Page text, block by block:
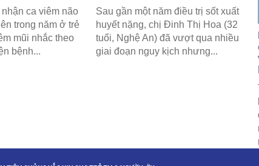
ca viêm não
trong năm ở trẻ
mũi nhắc theo
bệnh...
Sau gần một năm điều trị sốt xuất
huyết nặng, chị Đinh Thị Hoa (32
tuổi, Nghệ An) đã vượt qua nhiều
giai đoạn nguy kịch nhưng...